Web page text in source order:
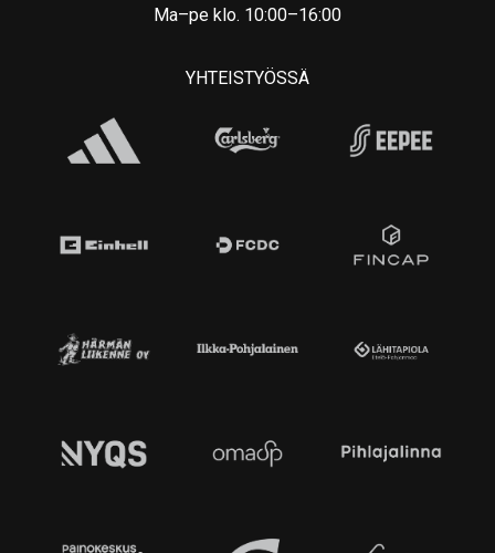
Ma–pe klo. 10:00–16:00
YHTEISTYÖSSÄ